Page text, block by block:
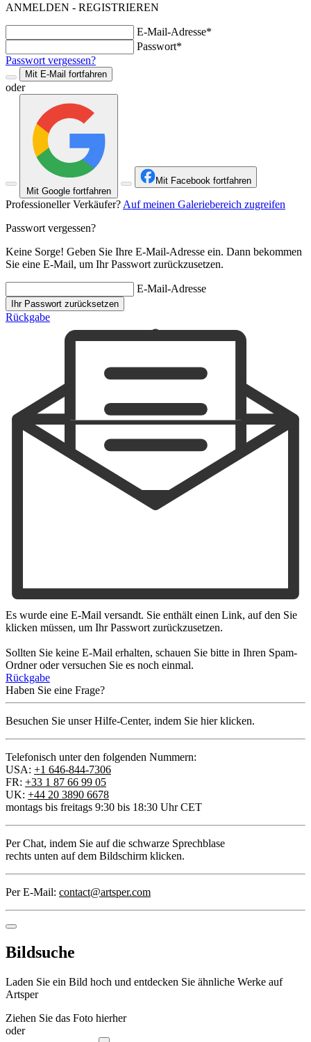
ANMELDEN - REGISTRIEREN
E-Mail-Adresse*
Passwort*
Passwort vergessen?
Mit E-Mail fortfahren
oder
Mit Google fortfahren
Mit Facebook fortfahren
Professioneller Verkäufer? Auf meinen Galeriebereich zugreifen
Passwort vergessen?
Keine Sorge! Geben Sie Ihre E-Mail-Adresse ein. Dann bekommen
Sie eine E-Mail, um Ihr Passwort zurückzusetzen.
E-Mail-Adresse
Ihr Passwort zurücksetzen
Rückgabe
Es wurde eine E-Mail versandt. Sie enthält einen Link, auf den Sie
klicken müssen, um Ihr Passwort zurückzusetzen.
Sollten Sie keine E-Mail erhalten, schauen Sie bitte in Ihren Spam-
Ordner oder versuchen Sie es noch einmal.
Rückgabe
Haben Sie eine Frage?
Besuchen Sie unser Hilfe-Center, indem Sie hier klicken.
Telefonisch unter den folgenden Nummern:
USA: +1 646-844-7306
FR: +33 1 87 66 99 05
UK: +44 20 3890 6678
montags bis freitags 9:30 bis 18:30 Uhr CET
Per Chat, indem Sie auf die schwarze Sprechblase
rechts unten auf dem Bildschirm klicken.
Per E-Mail: contact@artsper.com
Bildsuche
Laden Sie ein Bild hoch und entdecken Sie ähnliche Werke auf
Artsper
Ziehen Sie das Foto hierher
oder